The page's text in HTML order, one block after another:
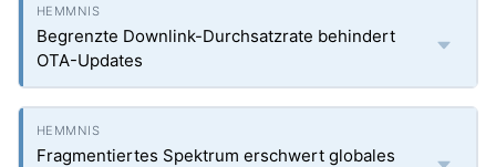
Begrenzte Downlink-Durchsatzrate behindert
OTA-Updates
Fragmentiertes Spektrum erschwert globales